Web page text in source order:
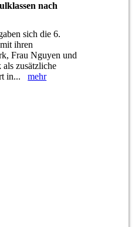
nach
sich die 6.
ihren
Frau Nguyen und
zusätzliche
in...mehr